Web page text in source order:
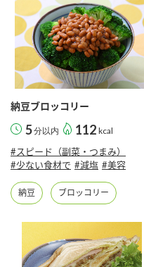
納豆ブロッコリー
5分以内 112 kcal
#スピード（副菜・つまみ）
#少ない食材で #減塩 #美容
納豆 ブロッコリー